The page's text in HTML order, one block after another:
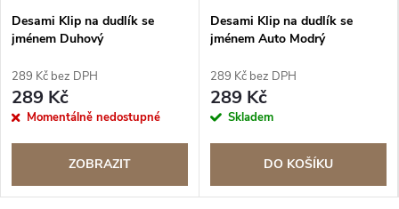
Desami Klip na dudlík se
jménem Duhový
289 Kč bez DPH
289 Kč
Momentálně nedostupné
ZOBRAZIT
Desami Klip na dudlík se
jménem Auto Modrý
289 Kč bez DPH
289 Kč
Skladem
DO KOŠÍKU